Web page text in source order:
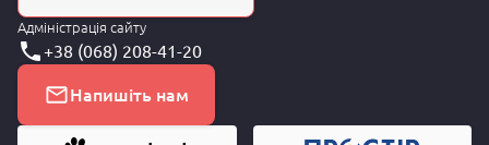
Адміністрація сайту
+38 (068) 208-41-20
Напишіть нам